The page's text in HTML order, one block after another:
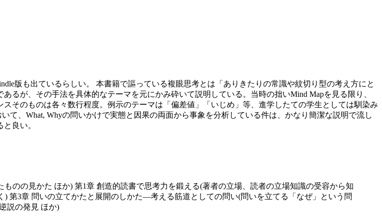
版も出ているらしい。 本書籍で謳っている複眼思考とは「ありきたりの常識や紋切り型の考え方にと
るが、その手法を具体的なテーマを元にかみ砕いて説明している。当時の拙いMind Mapを見る限り、
そのものは各々数行程度。例示のテーマは「偏差値」「いじめ」等、進学したての学生としては馴染み
て、What, Whyの問いかけで実態と因果の両面から事象を分析している件は、かなり簡潔な説明で流し
と良い。
のの見かた ほか) 第1章 創造的読書で思考力を鍛える(著者の立場、読者の立場知識の受容から知
第3章 問いの立てかたと展開のしかた―考える筋道としての問い(問いを立てる「なぜ」という問
説の発見 ほか)